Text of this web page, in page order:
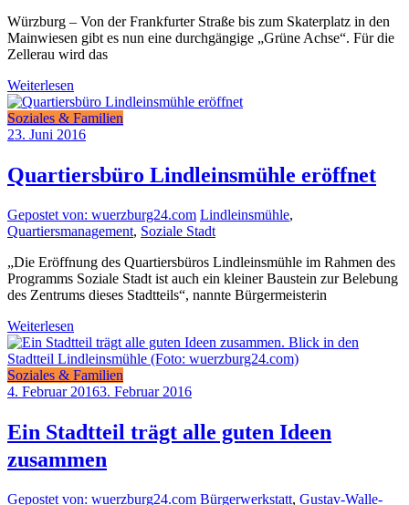
Würzburg – Von der Frankfurter Straße bis zum Skaterplatz in den
Mainwiesen gibt es nun eine durchgängige „Grüne Achse“. Für die
Zellerau wird das
Weiterlesen
Soziales & Familien
23. Juni 2016
Quartiersbüro Lindleinsmühle eröffnet
Gepostet von: wuerzburg24.com Lindleinsmühle,
Quartiersmanagement, Soziale Stadt
„Die Eröffnung des Quartiersbüros Lindleinsmühle im Rahmen des
Programms Soziale Stadt ist auch ein kleiner Baustein zur Belebung
des Zentrums dieses Stadtteils“, nannte Bürgermeisterin
Weiterlesen
Soziales & Familien
4. Februar 20163. Februar 2016
Ein Stadtteil trägt alle guten Ideen
zusammen
Gepostet von: wuerzburg24.com Bürgerwerkstatt, Gustav-Walle-